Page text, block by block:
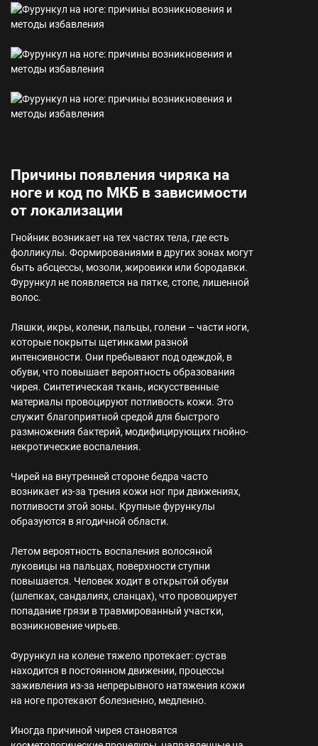
Причины появления чиряка на
ноге и код по МКБ в зависимости
от локализации
Гнойник возникает на тех частях тела, где есть
фолликулы. Формированиями в других зонах могут
быть абсцессы, мозоли, жировики или бородавки.
Фурункул не появляется на пятке, стопе, лишенной
волос.
Ляшки, икры, колени, пальцы, голени – части ноги,
которые покрыты щетинками разной
интенсивности. Они пребывают под одеждой, в
обуви, что повышает вероятность образования
чирея. Синтетическая ткань, искусственные
материалы провоцируют потливость кожи. Это
служит благоприятной средой для быстрого
размножения бактерий, модифицирующих гнойно-
некротические воспаления.
Чирей на внутренней стороне бедра часто
возникает из-за трения кожи ног при движениях,
потливости этой зоны. Крупные фурункулы
образуются в ягодичной области.
Летом вероятность воспаления волосяной
луковицы на пальцах, поверхности ступни
повышается. Человек ходит в открытой обуви
(шлепках, сандалиях, сланцах), что провоцирует
попадание грязи в травмированный участки,
возникновение чирьев.
Фурункул на колене тяжело протекает: сустав
находится в постоянном движении, процессы
заживления из-за непрерывного натяжения кожи
на ноге протекают болезненно, медленно.
Иногда причиной чирея становятся